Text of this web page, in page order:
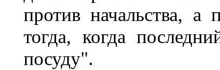
против начальства, а
тогда, когда
посуду".